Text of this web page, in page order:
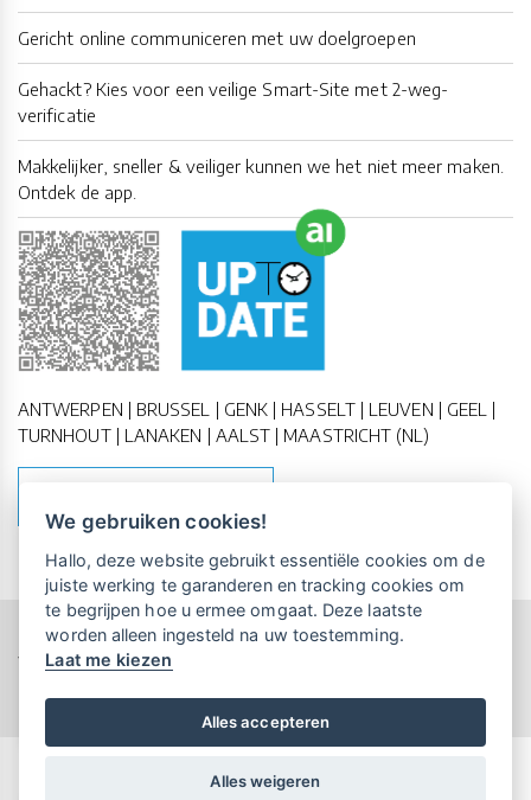
Gericht online communiceren met uw doelgroepen
Gehackt? Kies voor een veilige Smart-Site met 2-weg-
verificatie
Makkelijker, sneller & veiliger kunnen we het niet meer maken.
Ontdek de app.
ANTWERPEN | BRUSSEL | GENK | HASSELT | LEUVEN | GEEL |
TURNHOUT | LANAKEN | AALST | MAASTRICHT (NL)
Copyright All Rights Reserved © 2011-2026 UP-TO-DATE
WebDesign
Privacy & Cookies
Locations Algemene Voorwaarden
We gebruiken cookies!
Hallo, deze website gebruikt essentiële cookies om de
juiste werking te garanderen en tracking cookies om
te begrijpen hoe u ermee omgaat. Deze laatste
worden alleen ingesteld na uw toestemming.
Laat me kiezen
Alles accepteren
Alles weigeren
een persoonlijke demo.
Maandelijks gratis opleidingen